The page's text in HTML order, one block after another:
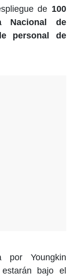
de 100
Nacional de
personal de
por Youngkin
bajo el